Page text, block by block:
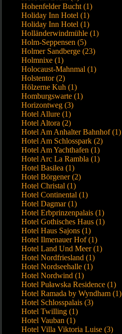
Hohenfelder Bucht (1)
Holiday Inn Hotel (1)
Holiday Inn Hotel (1)
Holländerwindmühle (1)
Holm-Seppensen (5)
Holmer Sandberge (23)
Holmnixe (1)
Holocaust-Mahnmal (1)
Holstentor (2)
Hölzerne Kuh (1)
Homburgswarte (1)
Horizontweg (3)
Hotel Allure (1)
Hotel Altora (2)
Hotel Am Anhalter Bahnhof (1)
Hotel Am Schlosspark (2)
Hotel Am Yachthafen (1)
Hotel Arc La Rambla (1)
Hotel Basilea (1)
Hotel Börgener (2)
Hotel Christal (1)
Hotel Continental (1)
Hotel Dagmar (1)
Hotel Erbprinzenpalais (1)
Hotel Gothisches Haus (1)
Hotel Haus Sajons (1)
Hotel Ilmenauer Hof (1)
Hotel Land Und Meer (1)
Hotel Nordfriesland (1)
Hotel Nordseehalle (1)
Hotel Nordwind (1)
Hotel Puławska Residence (1)
Hotel Ramada by Wyndham (1)
Hotel Schlosspalais (3)
Hotel Twilling (1)
Hotel Vauban (1)
Hotel Villa Viktoria Luise (3)